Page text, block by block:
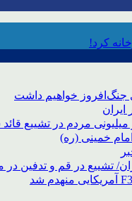
کرد!
خواهیم داشت
ایران
مردم در تشییع
خمینی (ره)